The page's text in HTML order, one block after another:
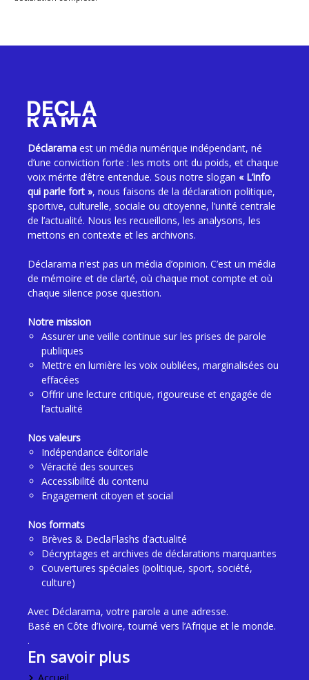
Déclarama est un média numérique indépendant, né
d’une conviction forte : les mots ont du poids, et chaque
voix mérite d’être entendue. Sous notre slogan « L’info
qui parle fort », nous faisons de la déclaration politique,
sportive, culturelle, sociale ou citoyenne, l’unité centrale
de l’actualité. Nous les recueillons, les analysons, les
mettons en contexte et les archivons.
Déclarama n’est pas un média d’opinion. C’est un média
de mémoire et de clarté, où chaque mot compte et où
chaque silence pose question.
Notre mission
Assurer une veille continue sur les prises de parole
publiques
Mettre en lumière les voix oubliées, marginalisées ou
effacées
Offrir une lecture critique, rigoureuse et engagée de
l’actualité
Nos valeurs
Indépendance éditoriale
Véracité des sources
Accessibilité du contenu
Engagement citoyen et social
Nos formats
Brèves & DeclaFlashs d’actualité
Décryptages et archives de déclarations marquantes
Couvertures spéciales (politique, sport, société,
culture)
Avec Déclarama, votre parole a une adresse.
Basé en Côte d’Ivoire, tourné vers l’Afrique et le monde.
.
En savoir plus
Accueil